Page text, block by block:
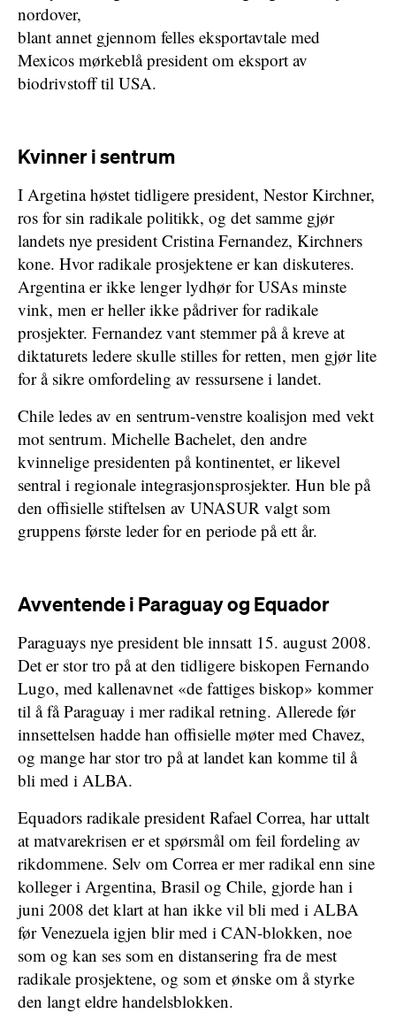
nordover,
blant annet gjennom felles eksportavtale med
Mexicos mørkeblå president om eksport av
biodrivstoff til USA.
Kvinner i sentrum
I Argetina høstet tidligere president, Nestor Kirchner,
ros for sin radikale politikk, og det samme gjør
landets nye president Cristina Fernandez, Kirchners
kone. Hvor radikale prosjektene er kan diskuteres.
Argentina er ikke lenger lydhør for USAs minste
vink, men er heller ikke pådriver for radikale
prosjekter. Fernandez vant stemmer på å kreve at
diktaturets ledere skulle stilles for retten, men gjør lite
for å sikre omfordeling av ressursene i landet.
Chile ledes av en sentrum-venstre koalisjon med vekt
mot sentrum. Michelle Bachelet, den andre
kvinnelige presidenten på kontinentet, er likevel
sentral i regionale integrasjonsprosjekter. Hun ble på
den offisielle stiftelsen av UNASUR valgt som
gruppens første leder for en periode på ett år.
Avventende i Paraguay og Equador
Paraguays nye president ble innsatt 15. august 2008.
Det er stor tro på at den tidligere biskopen Fernando
Lugo, med kallenavnet «de fattiges biskop» kommer
til å få Paraguay i mer radikal retning. Allerede før
innsettelsen hadde han offisielle møter med Chavez,
og mange har stor tro på at landet kan komme til å
bli med i ALBA.
Equadors radikale president Rafael Correa, har uttalt
at matvarekrisen er et spørsmål om feil fordeling av
rikdommene. Selv om Correa er mer radikal enn sine
kolleger i Argentina, Brasil og Chile, gjorde han i
juni 2008 det klart at han ikke vil bli med i ALBA
før Venezuela igjen blir med i CAN-blokken, noe
som og kan ses som en distansering fra de mest
radikale prosjektene, og som et ønske om å styrke
den langt eldre handelsblokken.